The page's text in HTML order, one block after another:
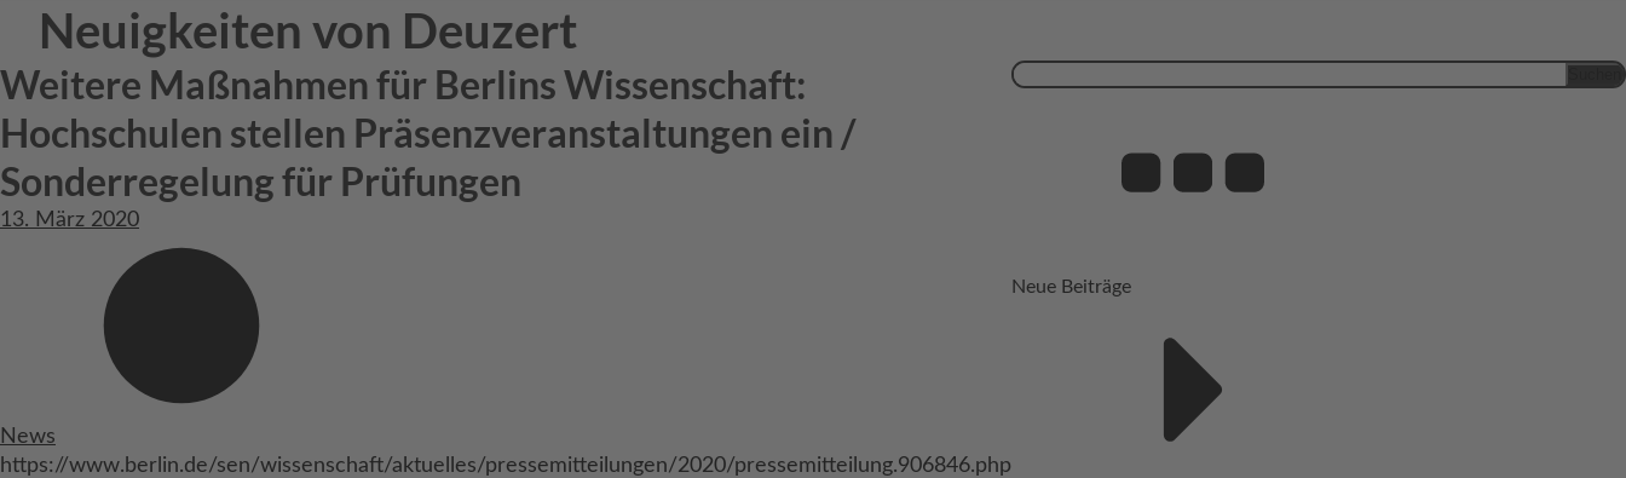
Neuigkeiten von Deuzert
Weitere Maßnahmen für Berlins Wissenschaft:
Hochschulen stellen Präsenzveranstaltungen ein /
Sonderregelung für Prüfungen
13. März 2020
News
https://www.berlin.de/sen/wissenschaft/aktuelles/pressemitteilungen/2020/pressemitteilung.906846.php
Suchen
Neue Beiträge